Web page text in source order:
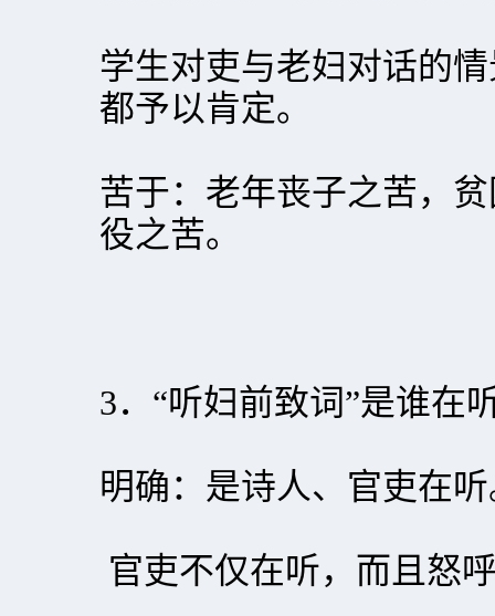
学生对吏与老妇对话的
都予以肯定。
苦于：老年丧子之苦，
役之苦。
3．“听妇前致词”是谁在
明确：是诗人、官吏在
官吏不仅在听，而且怒